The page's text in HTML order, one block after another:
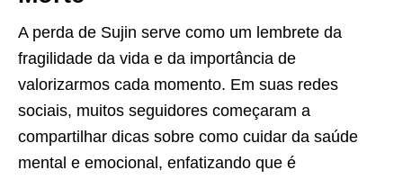
A perda de Sujin serve como um lembrete da
fragilidade da vida e da importância de
valorizarmos cada momento. Em suas redes
sociais, muitos seguidores começaram a
compartilhar dicas sobre como cuidar da saúde
mental e emocional, enfatizando que é